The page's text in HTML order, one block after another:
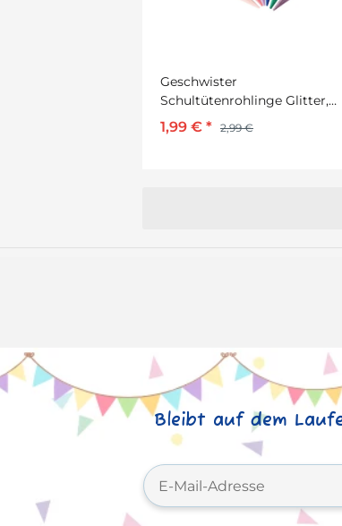
Geschwister
Schultütenrohlinge Glitter,
Einzelfarben, 41 cm, 400 g/m²
1,99 € * 2,99 €
Bleibt auf dem